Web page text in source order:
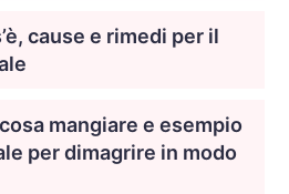
cause e rimedi per il
mangiare e esempio
per dimagrire in modo